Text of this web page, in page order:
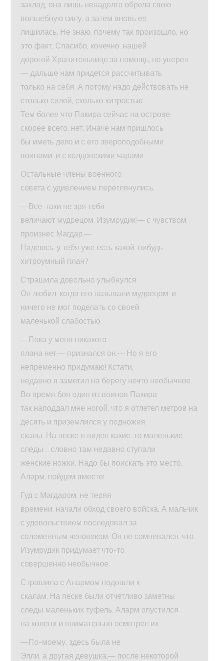
заклад, она лишь ненадолго обрела свою
волшебную силу, а затем вновь ее
лишилась. Не знаю, почему так произошло, но
это факт. Спасибо, конечно, нашей
дорогой Хранительнице за помощь, но уверен
— дальше нам придется рассчитывать
только на себя. А потому надо действовать не
столько силой, сколько хитростью.
Тем более что Пакира сейчас на острове,
скорее всего, нет. Иначе нам пришлось
бы иметь дело и с его звероподобными
воинами, и с колдовскими чарами.
Остальные члены военного
совета с удивлением переглянулись.
—Все-таки не зря тебя
величают мудрецом, Изумрудик!— с чувством
произнес Магдар.—
Надеюсь, у тебя уже есть какой-нибудь
хитроумный план?
Страшила довольно улыбнулся.
Он любил, когда его называли мудрецом, и
ничего не мог поделать со своей
маленькой слабостью.
—Пока у меня никакого
плана нет,— признался он.— Но я его
непременно придумаю! Кстати,
недавно я заметил на берегу нечто необычное.
Во время боя один из воинов Пакира
так наподдал мне ногой, что я отлетел метров на
десять и приземлился у подножия
скалы. На песке я видел какие-то маленькие
следы… словно там недавно ступали
женские ножки. Надо бы поискать это место.
Аларм, пойдем вместе!
Гуд с Магдаром, не теряя
времени, начали обход своего войска. А мальчик
с удовольствием последовал за
соломенным человеком. Он не сомневался, что
Изумрудик придумает что-то
совершенно необычное.
Страшила с Алармом подошли к
скалам. На песке были отчетливо заметны
следы маленьких туфель. Аларм опустился
на колени и внимательно осмотрел их.
—По-моему, здесь была не
Элли, а другая девушка,— после некоторой